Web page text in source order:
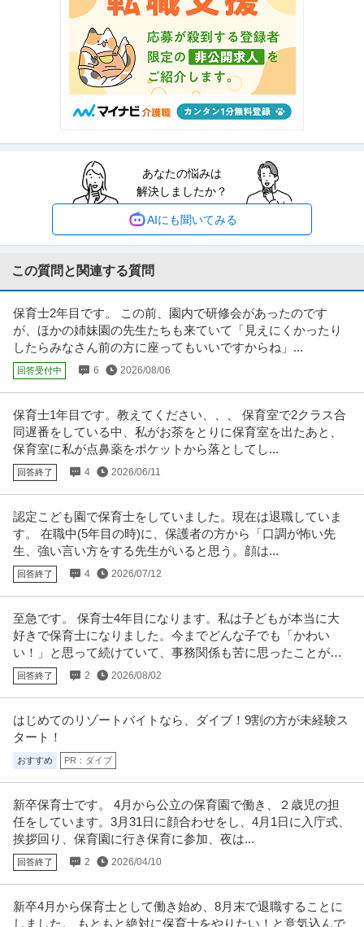
採用 ／ 「人事総務（管理職候補）」伊藤忠丸紅鉄鋼100％出資／
鋼管専門商社／将来的な制度企画にも携わる／年休125日・残業月
15h程度・抜群の福利厚生
株式会社ニッコー
職場内禁煙 長期
年収500万円〜700万円
【職種】人事＞採用 【業種】メーカー＞その他 ※会員属性などに応じ、当該
求人をビズリーチ上で閲覧さ …続きを見る
個人営業 ／ 「店長候補／賃貸仲介」100％反響×成約率70％／自
社管理物件多数／年間休日120日以上
ハウス・トゥ・ハウス・ネットサービス株式会社
昇格あり 地域密着 年間休日100日以上
年収800万円〜1,100万円
【職種】営業＞個人営業 【業種】不動産＞不動産仲介 ※会員属性などに応
じ、当該求人をビズリーチ上で…続きを見る
運用・保守・監視・テクニカルサポート ／ 「社会インフラの盾」
セコムグループの最前線で日本の安全を守る運用監視リーダー／
月残業10h未満・当部署の有休取得率95％以上／柔軟なキャリア
パスでITの専門家へ
セコム株式会社
新着 若手活躍中 スキルアップ
年収500万円〜700万円
【職種】IT技術職＞運用・保守・監視・テクニカルサポート 【業種】IT・イ
ンターネット＞インターネ…続きを見る
提供：ビズリーチ
建築施工管理 ／ 「管理職候補／リフォーム施工管理」有休入社直
後から年休125日／業界唯一60年アフターフォロー／住まいのプ
東京セキスイファミエス株式会社
新着 正社員
※会員属性などに応じ、当該…続きを見る
提供：ビズリーチ
法人営業 ／ 「カーシートの法人企画営業」世界シェアトップクラ
スの自動車用本革シートメーカーで活躍！年間休日120日平均有休
消化率80％平均月残業時間10時間程度昨年度賞与4.8ヶ月分と充実
の待遇
未経験OK ブランクOK
【職種】営業＞法人営業 【業種】メーカー＞自動車・自動車部品 ※会員属性
などに応じ、当該求人をビズ…続きを見る
東京／調布／卵の力を科学する次世代タマゴ製品開発（業務用）
独自技術を生み出す食品R&D
キユーピー株式会社
新着 正社員
年収500万円〜1,200万円
提供：doda
「生活支援員」社会福祉士／日勤のみ／正社員／賞与あり！／年
休120日以上！
さわやかワークセンター
月給25.8万円
【職種】 生活支援員 【雇用形態】 正社員 【資格】 社会福祉士 【施設形態】
あなたの悩みは
解決しましたか？
AIにも聞いてみる
この質問と関連する質問
保育士2年目です。 この前、園内で研修会があったのです
が、ほかの姉妹園の先生たちも来ていて「見えにくかったり
したらみなさん前の方に座ってもいいですからね」...
回答受付中 6 2026/08/06
保育士1年目です。教えてください、、、 保育室で2クラス合
同遅番をしている中、私がお茶をとりに保育室を出たあと、
保育室に私が点鼻薬をポケットから落としてし...
回答終了 4 2026/06/11
認定こども園で保育士をしていました。現在は退職していま
す。 在職中(5年目の時)に、保護者の方から「口調が怖い先
生、強い言い方をする先生がいると思う。顔は...
回答終了 4 2026/07/12
至急です。 保育士4年目になります。私は子どもが本当に大
好きで保育士になりました。今までどんな子でも「かわい
い！」と思って続けていて、事務関係も苦に思ったことがあ
りませんでした。
回答終了 2 2026/08/02
はじめてのリゾートバイトなら、ダイブ！9割の方が未経験ス
タート！
おすすめ PR：ダイブ
新卒保育士です。 4月から公立の保育園で働き、２歳児の担
任をしています。3月31日に顔合わせをし、4月1日に入庁式、
挨拶回り、保育園に行き保育に参加、夜は...
回答終了 2 2026/04/10
新卒4月から保育士として働き始め、8月末で退職することに
しました。 もともと絶対に保育士をやりたい！と意気込んで